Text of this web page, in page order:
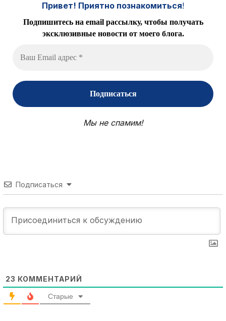
Привет! Приятно познакомиться!
Подпишитесь на email рассылку, чтобы получать
эксклюзивные новости от моего блога.
Мы не спамим!
Подписаться
23 КОММЕНТАРИЙ
Старые